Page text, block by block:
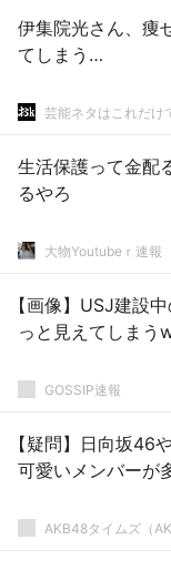
伊集院光さん、痩
てしまう…
芸能ネタはこれだけ
生活保護って金配
るやろ
大物Youtubeｒ速報
【画像】USJ建設
っと見えてしま
GOSSIP速報
【疑問】日向坂46
可愛いメンバーが
AKB48タイムズ（